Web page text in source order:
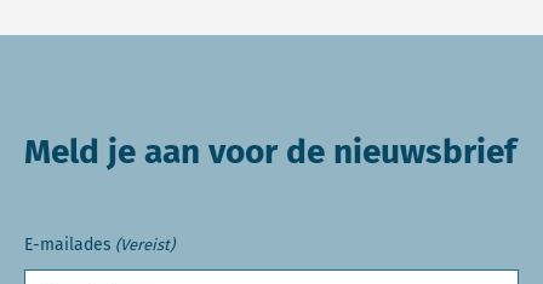
Meld je aan voor de nieuwsbrief
E-mailades (Vereist)